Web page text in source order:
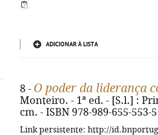
ADICIONAR À LISTA
8 - O poder da liderança
Monteiro. - 1ª ed. - [S.l.] :
cm. - ISBN 978-989-655-553-5
Link persistente: http://